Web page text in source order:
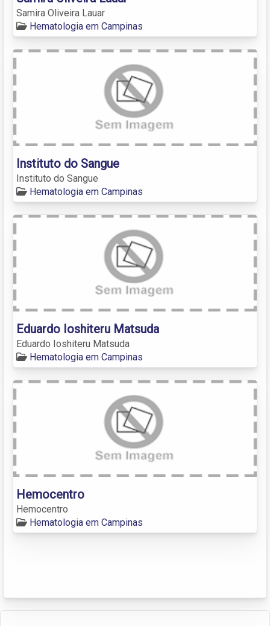
Samira Oliveira Lauar
Hematologia em Campinas
Instituto do Sangue
Instituto do Sangue
Hematologia em Campinas
Eduardo Ioshiteru Matsuda
Eduardo Ioshiteru Matsuda
Hematologia em Campinas
Hemocentro
Hemocentro
Hematologia em Campinas